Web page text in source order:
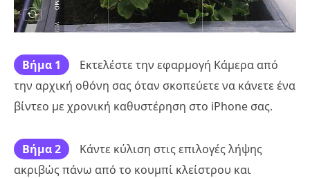
Βήμα 1
Εκτελέστε την εφαρμογή Κάμερα από
την αρχική οθόνη σας όταν σκοπεύετε να κάνετε ένα
βίντεο με χρονική καθυστέρηση στο iPhone σας.
Βήμα 2
Κάντε κύλιση στις επιλογές λήψης
ακριβώς πάνω από το κουμπί κλείστρου και